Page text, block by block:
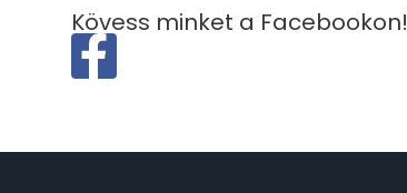
Kövess minket a Facebookon!